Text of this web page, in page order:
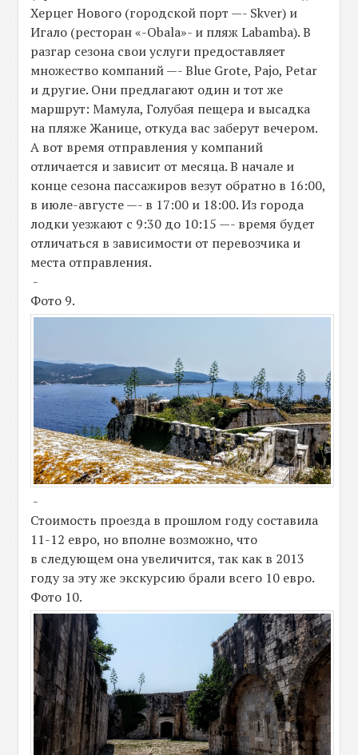
Херцег Нового (городской порт —- Skver) и
Игало (ресторан «-Obala»- и пляж Labamba). В
разгар сезона свои услуги предоставляет
множество компаний —- Blue Grote, Pajo, Petar
и другие. Они предлагают один и тот же
маршрут: Мамула, Голубая пещера и высадка
на пляже Жанице, откуда вас заберут вечером.
А вот время отправления у компаний
отличается и зависит от месяца. В начале и
конце сезона пассажиров везут обратно в 16:00,
в июле-августе —- в 17:00 и 18:00. Из города
лодки уезжают с 9:30 до 10:15 —- время будет
отличаться в зависимости от перевозчика и
места отправления.
-
Фото 9.
-
Стоимость проезда в прошлом году составила
11-12 евро, но вполне возможно, что
в следующем она увеличится, так как в 2013
году за эту же экскурсию брали всего 10 евро.
Фото 10.